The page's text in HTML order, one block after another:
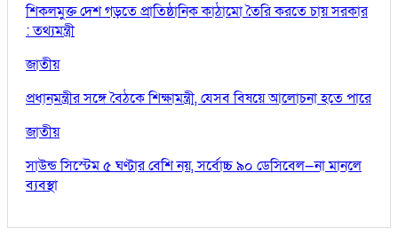
শিকলমুক্ত দেশ গড়তে প্রাতিষ্ঠানিক কাঠামো তৈরি করতে চায় সরকার
: তথ্যমন্ত্রী
জাতীয়
প্রধানমন্ত্রীর সঙ্গে বৈঠকে শিক্ষামন্ত্রী, যেসব বিষয়ে আলোচনা হতে পারে
জাতীয়
সাউন্ড সিস্টেম ৫ ঘণ্টার বেশি নয়, সর্বোচ্চ ৯০ ডেসিবেল—না মানলে
ব্যবস্থা